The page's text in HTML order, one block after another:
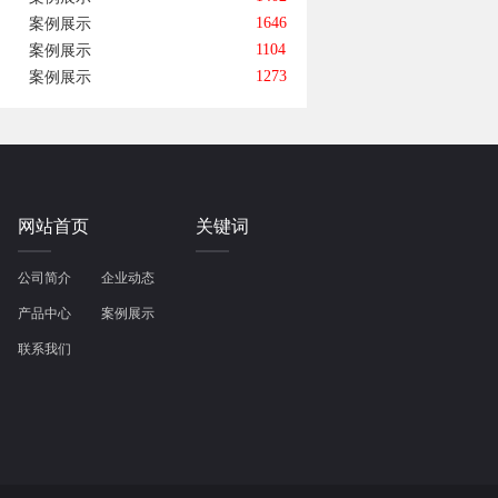
案例展示
1646
案例展示
1104
案例展示
1273
网站首页
公司简介 企业动态
产品中心 案例展示
联系我们
关键词